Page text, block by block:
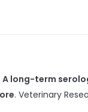
A long-term
. Veterinary